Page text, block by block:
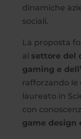
dinamiche
sociali.
La proposta
al settore del
gaming e
rafforzando le
laureato in
con
game design